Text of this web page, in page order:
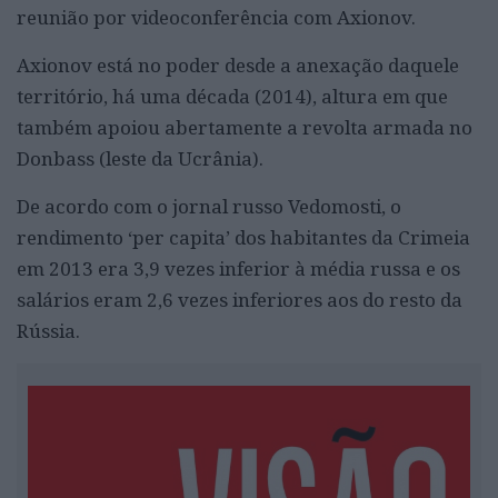
reunião por videoconferência com Axionov.
Axionov está no poder desde a anexação daquele
território, há uma década (2014), altura em que
também apoiou abertamente a revolta armada no
Donbass (leste da Ucrânia).
De acordo com o jornal russo Vedomosti, o
rendimento ‘per capita’ dos habitantes da Crimeia
em 2013 era 3,9 vezes inferior à média russa e os
salários eram 2,6 vezes inferiores aos do resto da
Rússia.